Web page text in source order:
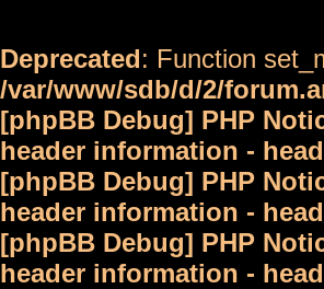
Deprecated: Function
/var/www/sdb/d/2/
[phpBB Debug] PHP
header information -
[phpBB Debug] PHP
header information -
[phpBB Debug] PHP
header information -